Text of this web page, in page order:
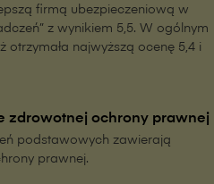
firmą ubezpieczeniową w
z wynikiem 5,5. W ogólnym
otrzymała najwyższą ocenę 5,4 i
zdrowotnej ochrony prawnej
podstawowych zawierają
prawnej.